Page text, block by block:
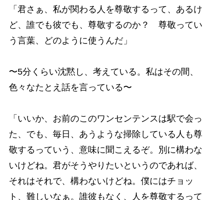
「君さぁ、私が関わる人を尊敬するって、あるけ
ど、誰でも彼でも、尊敬するのか？ 尊敬ってい
う言葉、どのように使うんだ」
〜5分くらい沈黙し、考えている。私はその間、
色々なたとえ話を言っている〜
「いいか、お前のこのワンセンテンスは駅で会っ
た、でも、毎日、あうような掃除している人も尊
敬するっていう、意味に聞こえるぞ。別に構わな
いけどね。君がそうやりたいというのであれば、
それはそれで、構わないけどね。僕にはチョッ
ト、難しいなぁ。誰彼もなく、人を尊敬するって